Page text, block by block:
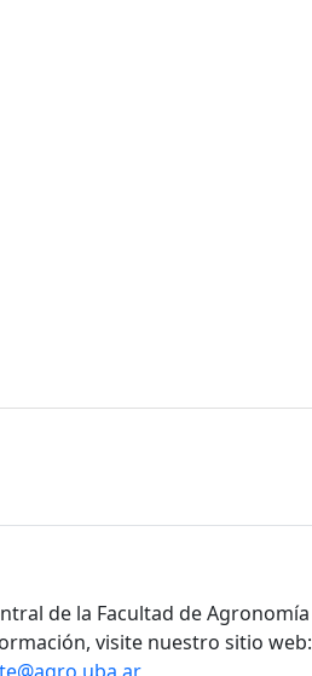
de la Facultad de Agronomía
visite nuestro sitio web: